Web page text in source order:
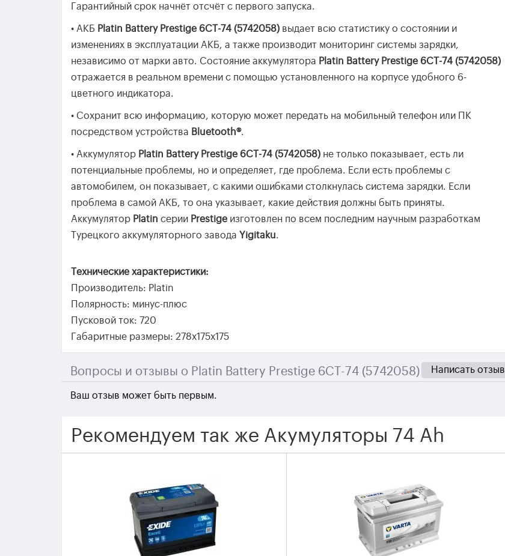
Гарантийный срок начнёт отсчёт с первого запуска.
• АКБ Platin Battery Prestige 6СТ-74 (5742058) выдает всю статистику о состоянии и
изменениях в эксплуатации АКБ, а также производит мониторинг системы зарядки,
независимо от марки авто. Состояние аккумулятора Platin Battery Prestige 6СТ-74 (5742058)
отражается в реальном времени с помощью установленного на корпусе удобного 6-
цветного индикатора.
• Сохранит всю информацию, которую может передать на мобильный телефон или ПК
посредством устройства Bluetooth®.
• Аккумулятор Platin Battery Prestige 6СТ-74 (5742058) не только показывает, есть ли
потенциальные проблемы, но и определяет, где проблема. Если есть проблемы с
автомобилем, он показывает, с какими ошибками столкнулась система зарядки. Если
проблема в самой АКБ, то она указывает, какие действия должны быть приняты.
Аккумулятор Platin серии Prestige изготовлен по всем последним научным разработкам
Турецкого аккумуляторного завода Yigitaku.
Технические характеристики:
Производитель: Platin
Полярность: минус-плюс
Пусковой ток: 720
Габаритные размеры: 278x175x175
Написать отзыв
Вопросы и отзывы о Platin Battery Prestige 6СТ-74 (5742058)
Ваш отзыв может быть первым.
Рекомендуем так же Акумуляторы 74 Ah